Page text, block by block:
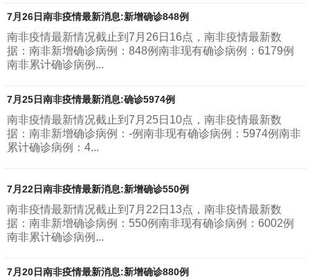
7月26日南非疫情最新消息:新增确诊848例
南非疫情最新情况截止到7月26日16点，南非疫情最新数
据：南非新增确诊病例：848例南非现有确诊病例：6179例
南非累计确诊病例...
7月25日南非疫情最新消息:确诊5974例
南非疫情最新情况截止到7月25日10点，南非疫情最新数
据：南非新增确诊病例：-例南非现有确诊病例：5974例南非
累计确诊病例：4...
7月22日南非疫情最新消息:新增确诊550例
南非疫情最新情况截止到7月22日13点，南非疫情最新数
据：南非新增确诊病例：550例南非现有确诊病例：6002例
南非累计确诊病例...
7月20日南非疫情最新消息:新增确诊880例